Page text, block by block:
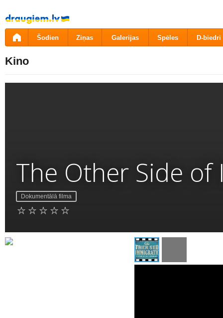
Pāriet
uz
saturu
Šodien Ziņas Galerijas Spēles D-biedri
Kino
The Other Side
Dokumentālā filma